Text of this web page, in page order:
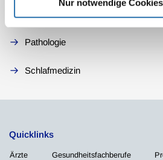
Nur notwendige
Pathologie
Schlafmedizin
Quicklinks
Ärzte Gesundheitsfachberufe